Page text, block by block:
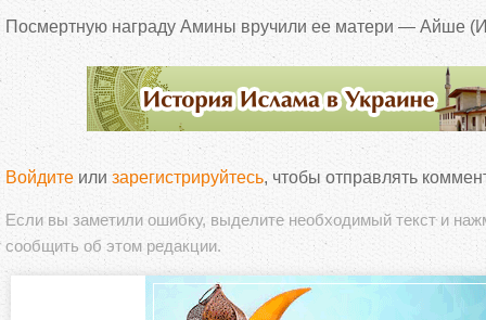
Посмертную награду Амины вручили ее матери — Айше
Войдите или зарегистрируйтесь, чтобы отправлять
Если вы заметили ошибку, выделите необходимый текст и
сообщить об этом редакции.